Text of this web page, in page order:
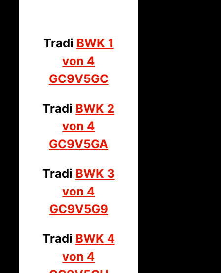
Tradi BWK 1
von 4
GC9V5GC
Tradi BWK 2
von 4
GC9V5GA
Tradi BWK 3
von 4
GC9V5G9
Tradi BWK 4
von 4